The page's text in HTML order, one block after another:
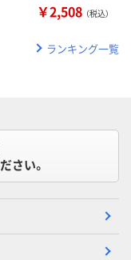
￥2,508 （税込）
ランキング一覧
さい。